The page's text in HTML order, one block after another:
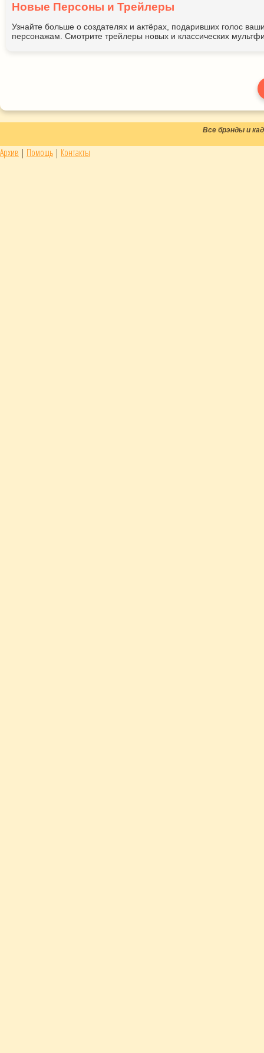
Новые Персоны и Трейлеры
Узнайте больше о создателях и актёрах, подаривших голос
персонажам. Смотрите трейлеры новых и классических
Все брэнды и
Архив | Помощь | Контакты